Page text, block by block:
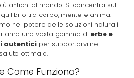
antichi al mondo. Si concentra sul
tra corpo, mente e anima.
nel potere delle soluzioni naturali
una vasta gamma di erbe e
autentici per supportarvi nel
ottimale.
Come Funziona?